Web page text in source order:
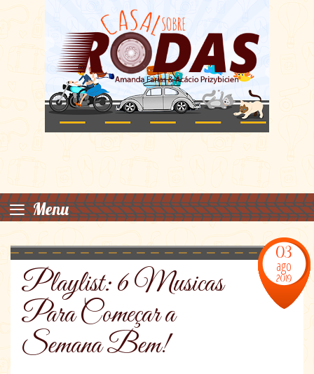
≡ Menu
03
ago
2019
Playlist: 6 Musicas
Para Começar a
Semana Bem!